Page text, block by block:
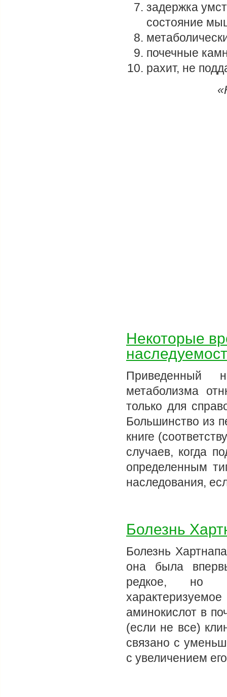
задержка
состояние
почечные
рахит, не
Некоторые
Приведенный
метаболизма
только для
Большинство из
книге
случаев, когда
определенным
наследования,
Болезнь
Болезнь
она была
редкое, но
аминокислот в
(если не все)
связано с
с увеличением